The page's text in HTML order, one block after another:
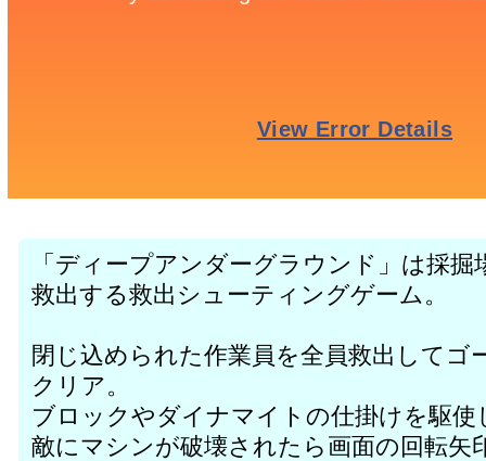
「ディープアンダーグラウンド」は採
救出する救出シューティングゲーム。
閉じ込められた作業員を全員救出してゴ
クリア。
ブロックやダイナマイトの仕掛けを駆使
敵にマシンが破壊されたら画面の回転矢